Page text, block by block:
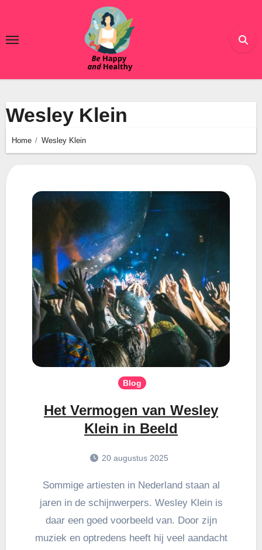
de
Wesley Klein
Home Wesley Klein
Blog
Het Vermogen van Wesley
Klein in Beeld
20 augustus 2025
Sommige artiesten in Nederland staan al
jaren in de schijnwerpers. Wesley Klein is
daar een goed voorbeeld van. Door zijn
muziek en optredens heeft hij veel aandacht